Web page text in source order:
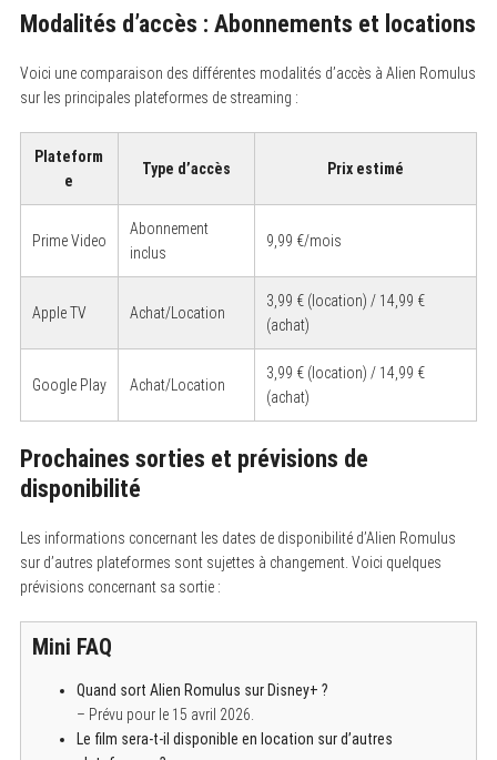
Modalités d’accès : Abonnements et locations
Voici une comparaison des différentes modalités d’accès à Alien Romulus
sur les principales plateformes de streaming :
Plateform
e
Type d’accès Prix estimé
Prime Video
Abonnement
inclus
9,99 €/mois
Apple TV Achat/Location
3,99 € (location) / 14,99 €
(achat)
Google Play Achat/Location
3,99 € (location) / 14,99 €
(achat)
Prochaines sorties et prévisions de
disponibilité
Les informations concernant les dates de disponibilité d’Alien Romulus
sur d’autres plateformes sont sujettes à changement. Voici quelques
prévisions concernant sa sortie :
Mini FAQ
Quand sort Alien Romulus sur Disney+ ?
– Prévu pour le 15 avril 2026.
Le film sera-t-il disponible en location sur d’autres